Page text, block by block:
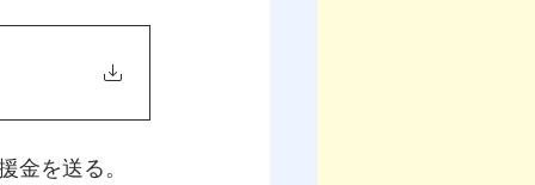
金を送る。